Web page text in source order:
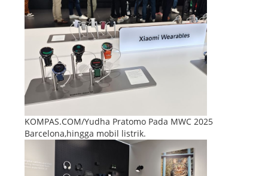
KOMPAS.COM/Yudha Pratomo Pada MWC 2025
Barcelona,hingga mobil listrik.